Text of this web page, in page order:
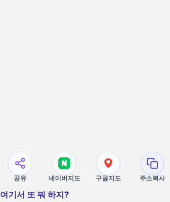
공유 네이버지도 구글지도 주소복사
여기서 또 뭐 하지?